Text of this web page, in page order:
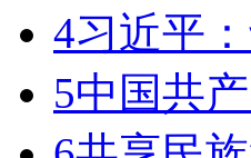
4习近平
5中国共